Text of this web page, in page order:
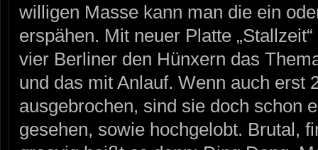
willigen Masse kann man die ein
erspähen. Mit neuer Platte
vier Berliner den Hünxern das
und das mit Anlauf. Wenn auch erst
ausgebrochen, sind sie doch schon
gesehen, sowie hochgelobt. Brutal,